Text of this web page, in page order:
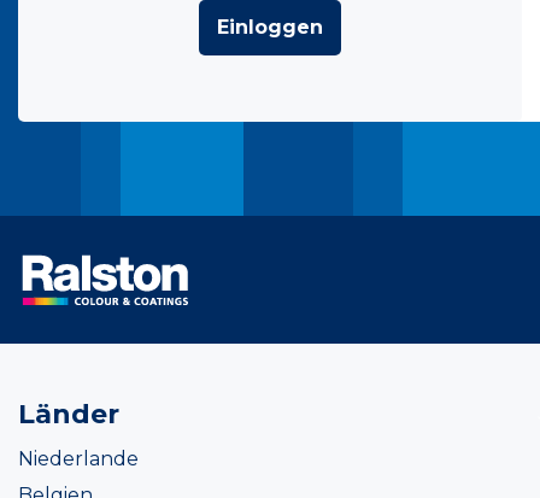
Einloggen
Länder
Niederlande